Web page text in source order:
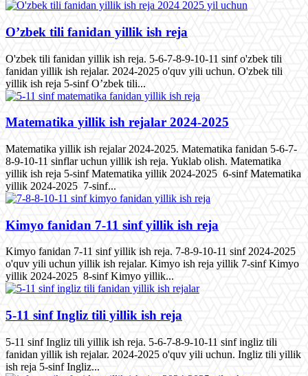
O’zbek tili fanidan yillik ish reja
O'zbek tili fanidan yillik ish reja. 5-6-7-8-9-10-11 sinf o'zbek tili
fanidan yillik ish rejalar. 2024-2025 o'quv yili uchun. O'zbek tili
yillik ish reja 5-sinf O’zbek tili...
Matematika yillik ish rejalar 2024-2025
Matematika yillik ish rejalar 2024-2025. Matematika fanidan 5-6-7-
8-9-10-11 sinflar uchun yillik ish reja. Yuklab olish. Matematika
yillik ish reja 5-sinf Matematika yillik 2024-2025 6-sinf Matematika
yillik 2024-2025 7-sinf...
Kimyo fanidan 7-11 sinf yillik ish reja
Kimyo fanidan 7-11 sinf yillik ish reja. 7-8-9-10-11 sinf 2024-2025
o'quv yili uchun yillik ish rejalar. Kimyo ish reja yillik 7-sinf Kimyo
yillik 2024-2025 8-sinf Kimyo yillik...
5-11 sinf Ingliz tili yillik ish reja
5-11 sinf Ingliz tili yillik ish reja. 5-6-7-8-9-10-11 sinf ingliz tili
fanidan yillik ish rejalar. 2024-2025 o'quv yili uchun. Ingliz tili yillik
ish reja 5-sinf Ingliz...